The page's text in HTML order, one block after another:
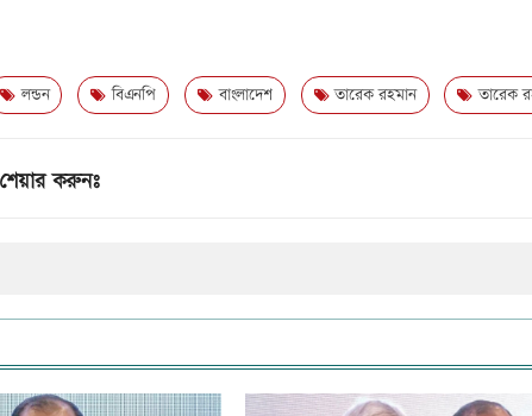
লন্ডন বিএনপি বাংলাদেশ তারেক রহমান তারেক
শেয়ার করুনঃ